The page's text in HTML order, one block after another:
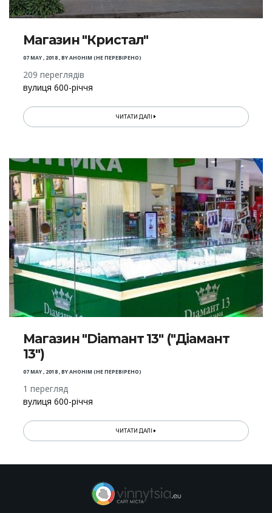
Магазин "Кристал"
07 MAY , 2018,BYАНОНІМ (НЕ ПЕРЕВІРЕНО)
209 переглядів
вулиця 600-річчя
ЧИТАТИ ДАЛІ
Магазин "Diаmант 13" ("Діамант
13")
07 MAY , 2018,BYАНОНІМ (НЕ ПЕРЕВІРЕНО)
1 перегляд
вулиця 600-річчя
ЧИТАТИ ДАЛІ